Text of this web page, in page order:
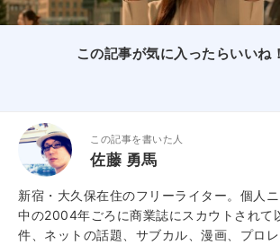
この記事が気に入ったらいいね
この記事を書いた人
佐藤 勇馬
新宿・大久保在住のフリーライター。個人
中の2004年ごろに商業誌にスカウトされて
件、ネットの話題、サブカル、漫画、プロ